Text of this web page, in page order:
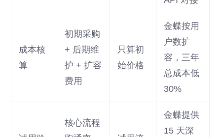
成本核
算
初期采购
+ 后期维
护 + 扩容
费用
只算初
始价格
金蝶按用
户数扩
容，三年
总成本低
30%
核心流程
金蝶提供
15 天深